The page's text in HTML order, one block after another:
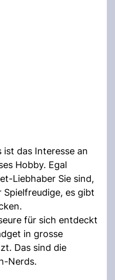
das Interesse an
Hobby. Egal
Liebhaber Sie sind,
es gibt
für sich entdeckt
in grosse
Das sind die
Nerds.